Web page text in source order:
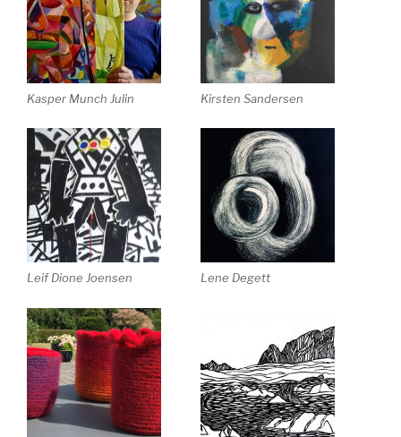
Kasper Munch Julin Kirsten Sandersen
Leif Dione Joensen Lene Degett